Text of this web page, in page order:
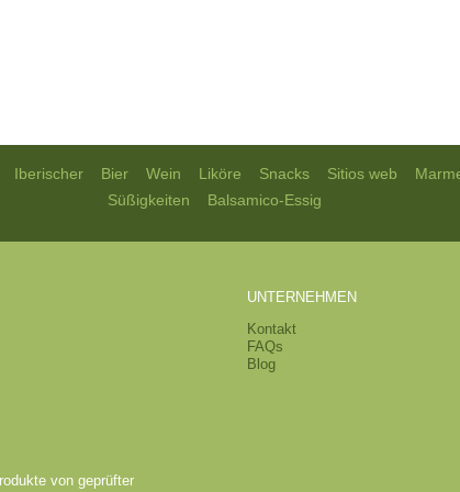
Iberischer| Bier| Wein Liköre Snacks| Sitios web
Süßigkeiten Balsamico-Essig
von geprüfter
UNTERNEHMEN
Kontakt
FAQs
Blog